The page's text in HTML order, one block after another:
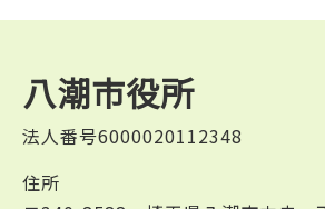
八潮市役所
法人番号6000020112348
住所